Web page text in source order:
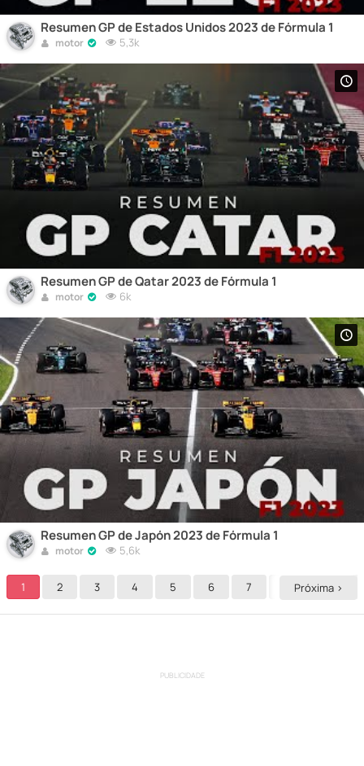
Resumen GP de Estados Unidos 2023 de Fórmula 1
motor 5,3k
Resumen GP de Qatar 2023 de Fórmula 1
motor 6k
Resumen GP de Japón 2023 de Fórmula 1
motor 5,6k
1 2 3 4 5 6 7 9
Próxima >
PUBLICIDADE